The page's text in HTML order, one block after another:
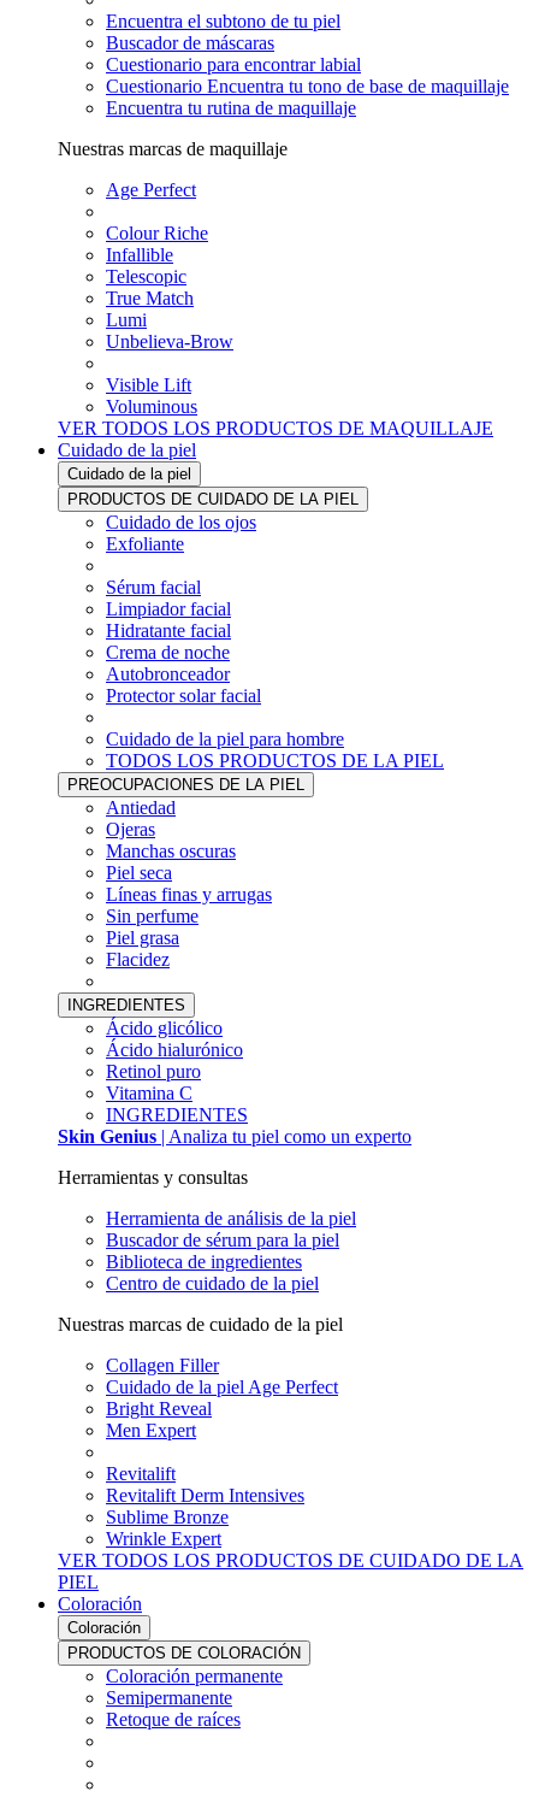
Encuentra el subtono de tu piel
Buscador de máscaras
Cuestionario para encontrar labial
Cuestionario Encuentra tu tono de base de maquillaje
Encuentra tu rutina de maquillaje
Nuestras marcas de maquillaje
Age Perfect
Colour Riche
Infallible
Telescopic
True Match
Lumi
Unbelieva-Brow
Visible Lift
Voluminous
VER TODOS LOS PRODUCTOS DE MAQUILLAJE
Cuidado de la piel
Cuidado de la piel
PRODUCTOS DE CUIDADO DE LA PIEL
Cuidado de los ojos
Exfoliante
Sérum facial
Limpiador facial
Hidratante facial
Crema de noche
Autobronceador
Protector solar facial
Cuidado de la piel para hombre
TODOS LOS PRODUCTOS DE LA PIEL
PREOCUPACIONES DE LA PIEL
Antiedad
Ojeras
Manchas oscuras
Piel seca
Líneas finas y arrugas
Sin perfume
Piel grasa
Flacidez
INGREDIENTES
Ácido glicólico
Ácido hialurónico
Retinol puro
Vitamina C
INGREDIENTES
Skin Genius | Analiza tu piel como un experto
Herramientas y consultas
Herramienta de análisis de la piel
Buscador de sérum para la piel
Biblioteca de ingredientes
Centro de cuidado de la piel
Nuestras marcas de cuidado de la piel
Collagen Filler
Cuidado de la piel Age Perfect
Bright Reveal
Men Expert
Revitalift
Revitalift Derm Intensives
Sublime Bronze
Wrinkle Expert
VER TODOS LOS PRODUCTOS DE CUIDADO DE LA
PIEL
Coloración
Coloración
PRODUCTOS DE COLORACIÓN
Coloración permanente
Semipermanente
Retoque de raíces